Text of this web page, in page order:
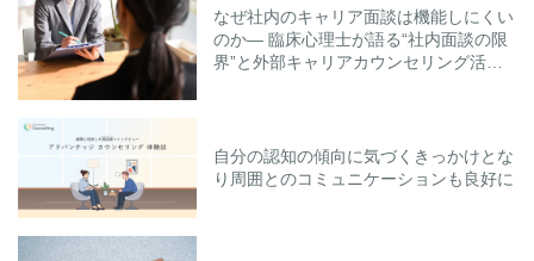
なぜ社内のキャリア面談は機能しにくい
のか― 臨床心理士が語る“社内面談の限
界”と外部キャリアカウンセリング活用
自分の認知の傾向に気づくきっかけとな
り周囲とのコミュニケーションも良好に